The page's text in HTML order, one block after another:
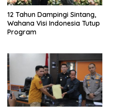
12 Tahun Dampingi Sintang,
Wahana Visi Indonesia Tutup
Program